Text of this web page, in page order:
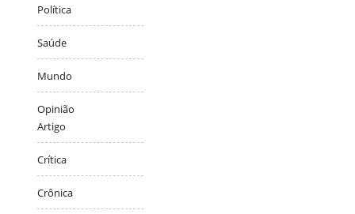
Política
Saúde
Mundo
Opinião
Artigo
Crítica
Crônica